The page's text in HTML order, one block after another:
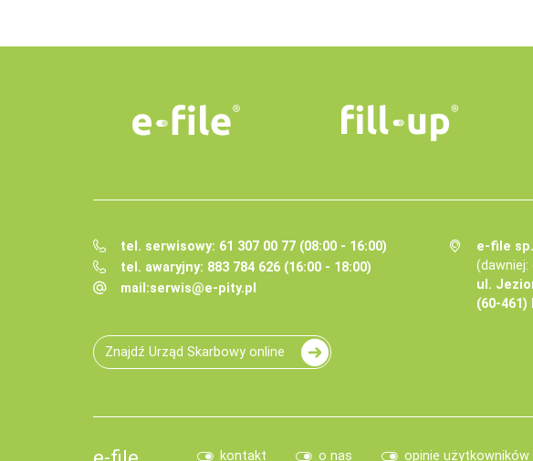
tel. serwisowy: 61 307 00 77 (08:00 - 16:00)
tel. awaryjny: 883 784 626 (16:00 - 18:00)
mail:serwis@e-pity.pl
e-file
(dawniej:
ul.
(60-461)
Znajdź Urząd Skarbowy online
kontakt o nas opinie użytkowników